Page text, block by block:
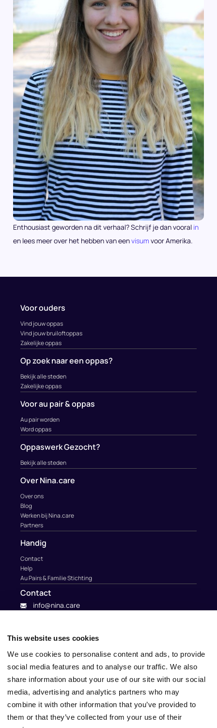
This website uses cookies
We use cookies to personalise content and ads, to provide
social media features and to analyse our traffic. We also
share information about your use of our site with our social
media, advertising and analytics partners who may
combine it with other information that you’ve provided to
them or that they’ve collected from your use of their
Enthousiast geworden na dit verhaal? Schrijf je dan vooral in
en lees meer over het hebben van eenvisum voor Amerika.
Voor ouders
Vind jouw oppas
Vind jouw bruiloftoppas
Zakelijke oppas
Op zoek naar een oppas?
Bekijk alle steden
Zakelijke oppas
Voor au pair & oppas
Au pair worden
Word oppas
Oppaswerk Gezocht?
Bekijk alle steden
Over Nina.care
Over ons
Blog
Werken bij Nina.care
Partners
Handig
Contact
Help
Au Pairs & Familie Stichting
Contact
info@nina.care